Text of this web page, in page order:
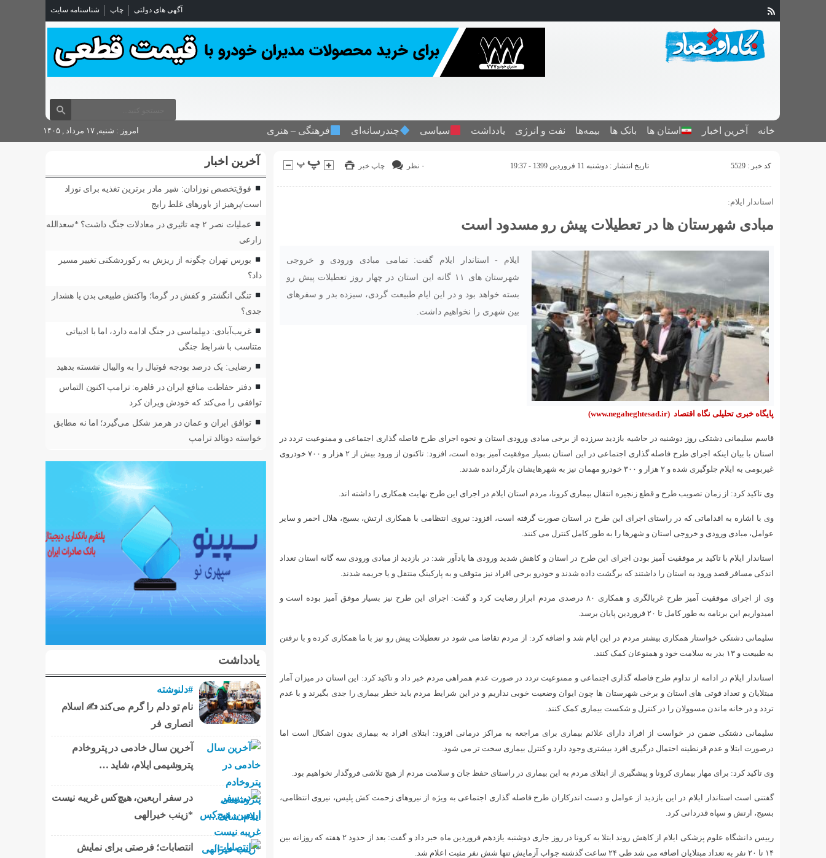
آگهی های دولتی چاپ شناسنامه سایت
خانه آخرین اخبار استان ‌ها بانک ها بیمه‌ها نفت و انرژی یادداشت سیاسی چندرسانه‌ای فرهنگی – هنری امروز : شنبه, ۱۷ مرداد , ۱۴۰۵
کد خبر : 5529 تاریخ انتشار : دوشنبه 11 فروردین 1399 - 19:37 چاپ خبر ۰ نظر
استاندار ایلام:
مبادی شهرستان ها در تعطیلات پیش رو مسدود است
ایلام - استاندار ایلام گفت: تمامی مبادی ورودی و خروجی
شهرستان های ۱۱ گانه این استان در چهار روز تعطیلات پیش رو
بسته خواهد بود و در این ایام طبیعت گردی، سیزده بدر و سفرهای
بین شهری را نخواهیم داشت.
پایگاه خبری تحلیلی نگاه اقتصاد (www.negaheghtesad.ir)
قاسم سلیمانی دشتکی روز دوشنبه در حاشیه بازدید سرزده از برخی مبادی ورودی استان و نحوه اجرای طرح فاصله گذاری اجتماعی و ممنوعیت تردد در
استان با بیان اینکه اجرای طرح فاصله گذاری اجتماعی در این استان بسیار موفقیت آمیز بوده است، افزود: تاکنون از ورود بیش از ۲ هزار و ۷۰۰ خودروی
غیربومی به ایلام جلوگیری شده و ۲ هزار و ۳۰۰ خودرو مهمان نیز به شهرهایشان بازگردانده شدند.
وی تاکید کرد: از زمان تصویب طرح و قطع زنجیره انتقال بیماری کرونا، مردم استان ایلام در اجرای این طرح نهایت همکاری را داشته اند.
وی با اشاره به اقداماتی که در راستای اجرای این طرح در استان صورت گرفته است، افزود: نیروی انتظامی با همکاری ارتش، بسیج، هلال احمر و سایر
عوامل، مبادی ورودی و خروجی استان و شهرها را به طور کامل کنترل می کنند.
استاندار ایلام با تاکید بر موفقیت آمیز بودن اجرای این طرح در استان و کاهش شدید ورودی ها یادآور شد: در بازدید از مبادی ورودی سه گانه استان تعداد
اندکی مسافر قصد ورود به استان را داشتند که برگشت داده شدند و خودرو برخی افراد نیز متوقف و به پارکینگ منتقل و یا جریمه شدند.
وی از اجرای موفقیت آمیز طرح غربالگری و همکاری ۸۰ درصدی مردم ابراز رضایت کرد و گفت: اجرای این طرح نیز بسیار موفق آمیز بوده است و
امیدواریم این برنامه به طور کامل تا ۲۰ فروردین پایان برسد.
سلیمانی دشتکی خواستار همکاری بیشتر مردم در این ایام شد و اضافه کرد: از مردم تقاضا می شود در تعطیلات پیش رو نیز با ما همکاری کرده و با نرفتن
به طبیعت و ۱۳ بدر به سلامت خود و همنوعان کمک کنند.
استاندار ایلام در ادامه از تداوم طرح فاصله گذاری اجتماعی و ممنوعیت تردد در صورت عدم همراهی مردم خبر داد و تاکید کرد: این استان در میزان آمار
مبتلایان و تعداد فوتی های استان و برخی شهرستان ها چون ایوان وضعیت خوبی نداریم و در این شرایط مردم باید خطر بیماری را جدی بگیرند و با عدم
تردد و در خانه ماندن مسوولان را در کنترل و شکست بیماری کمک ‌کنند.
سلیمانی دشتکی ضمن در خواست از افراد دارای علائم بیماری برای مراجعه به مراکز درمانی افزود: ابتلای افراد به بیماری بدون اشکال است اما
درصورت ابتلا و عدم قرنطینه احتمال درگیری افرد بیشتری وجود دارد و کنترل بیماری سخت تر می شود.
وی تاکید کرد: برای مهار بیماری کرونا و پیشگیری از ابتلای مردم به این بیماری در راستای حفظ جان و سلامت مردم از هیچ تلاشی فروگذار نخواهیم بود.
گفتنی است استاندار ایلام در این بازدید از عوامل و دست اندرکاران طرح فاصله گذاری اجتماعی به ویژه از نیروهای زحمت کش پلیس، نیروی انتظامی،
بسیج، ارتش و سپاه قدردانی کرد.
رییس دانشگاه علوم پزشکی ایلام از کاهش روند ابتلا به کرونا در روز جاری دوشنبه یازدهم فروردین ماه خبر داد و گفت: بعد از حدود ۲ هفته که روزانه بین
۱۴ تا ۲۰ نفر به تعداد مبتلایان اضافه می شد طی ۲۴ ساعت گذشته جواب آزمایش تنها شش نفر مثبت اعلام شد.
آخرین اخبار
فوق‌تخصص نوزادان: شیر مادر برترین تغذیه برای نوزاد
است/پرهیز از باورهای غلط رایج
عملیات نصر ۲ چه تاثیری در معادلات جنگ داشت؟ *سعدالله
زارعی
بورس تهران چگونه از ریزش به رکوردشکنی تغییر مسیر
داد؟
تنگی انگشتر و کفش در گرما؛ واکنش طبیعی بدن یا هشدار
جدی؟
غریب‌آبادی: دیپلماسی در جنگ ادامه دارد، اما با ادبیاتی
متناسب با شرایط جنگی
رضایی: یک درصد بودجه فوتبال را به والیبال نشسته بدهید
دفتر حفاظت منافع ایران در قاهره: ترامپ اکنون التماس
توافقی را می‌کند که خودش ویران کرد
توافق ایران و عمان در هرمز شکل می‌گیرد؛ اما نه مطابق
خواسته دونالد ترامپ
یادداشت
#دلنوشته
نام تو دلم را گرم می‌کند ✍️ اسلام
انصاری فر
آخرین سال خادمی در پتروخادم
پتروشیمی ایلام، شاید …
در سفر اربعین، هیچ‌کس غریبه نیست
*زینب خیرالهی
انتصابات؛ فرصتی برای نمایش